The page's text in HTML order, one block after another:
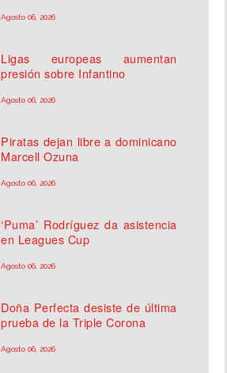
Agosto 06, 2026
Ligas europeas aumentan
presión sobre Infantino
Agosto 06, 2026
Piratas dejan libre a dominicano
Marcell Ozuna
Agosto 06, 2026
‘Puma’ Rodríguez da asistencia
en Leagues Cup
Agosto 06, 2026
Doña Perfecta desiste de última
prueba de la Triple Corona
Agosto 06, 2026